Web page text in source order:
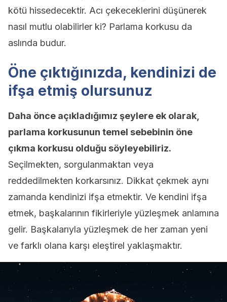
kötü hissedecektir. Acı çekeceklerini düşünerek
nasıl mutlu olabilirler ki? Parlama korkusu da
aslında budur.
Öne çıktığınızda, kendinizi de
ifşa etmiş olursunuz
Daha önce açıkladığımız şeylere ek olarak,
parlama korkusunun temel sebebinin öne
çıkma korkusu olduğu söyleyebiliriz.
Seçilmekten, sorgulanmaktan veya
reddedilmekten korkarsınız. Dikkat çekmek aynı
zamanda kendinizi ifşa etmektir. Ve kendini ifşa
etmek, başkalarının fikirleriyle yüzleşmek anlamına
gelir. Başkalarıyla yüzleşmek de her zaman yeni
ve farklı olana karşı eleştirel yaklaşmaktır.